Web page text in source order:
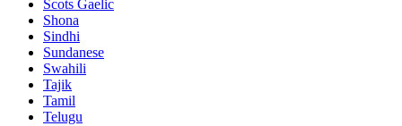
Scots Gaelic
Shona
Sindhi
Sundanese
Swahili
Tajik
Tamil
Telugu